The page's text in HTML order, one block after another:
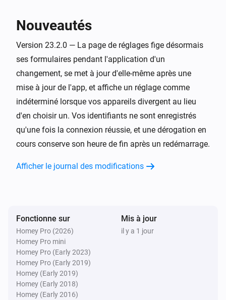
La température cible a été modifiée
Heatzy
Le mode de fonctionnement du chauffage est
passé à ...
Le durée de dérogation a changé
Heatzy
Programmation activée
Heatzy
Détection de fenêtre ouverte désactivée
Nouveautés
Version 23.2.0 — La page de réglages fige désormais
ses formulaires pendant l'application d'un
changement, se met à jour d'elle-même après une
mise à jour de l'app, et affiche un réglage comme
indéterminé lorsque vos appareils divergent au lieu
d'en choisir un. Vos identifiants ne sont enregistrés
qu'une fois la connexion réussie, et une dérogation en
cours conserve son heure de fin après un redémarrage.
Afficher le journal des modifications
Fonctionne sur
Homey Pro (2026)
Homey Pro mini
Homey Pro (Early 2023)
Homey Pro (Early 2019)
Homey (Early 2019)
Homey (Early 2018)
Homey (Early 2016)
Mis à jour
il y a 1 jour